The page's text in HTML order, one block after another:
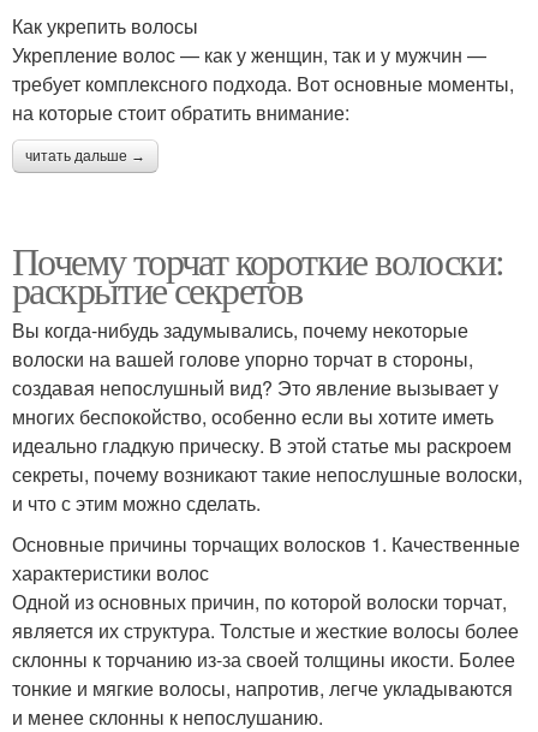
Как укрепить волосы
Укрепление волос — как у женщин, так и у мужчин —
требует комплексного подхода. Вот основные моменты,
на которые стоит обратить внимание:
читать дальше →
Почему торчат короткие волоски:
раскрытие секретов
Вы когда-нибудь задумывались, почему некоторые
волоски на вашей голове упорно торчат в стороны,
создавая непослушный вид? Это явление вызывает у
многих беспокойство, особенно если вы хотите иметь
идеально гладкую прическу. В этой статье мы раскроем
секреты, почему возникают такие непослушные волоски,
и что с этим можно сделать.
Основные причины торчащих волосков 1. Качественные
характеристики волос
Одной из основных причин, по которой волоски торчат,
является их структура. Толстые и жесткие волосы более
склонны к торчанию из-за своей толщины икости. Более
тонкие и мягкие волосы, напротив, легче укладываются
и менее склонны к непослушанию.